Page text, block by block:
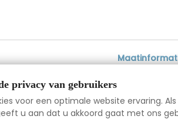
witte winterwarme
Het is
“Indicatie
indicatie,
“indicatie
privacy van gebruikers
voor een optimale website ervaring. Als
u aan dat u akkoord gaat met ons